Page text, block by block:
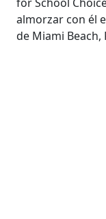
almorzar con él
de Miami Beach,